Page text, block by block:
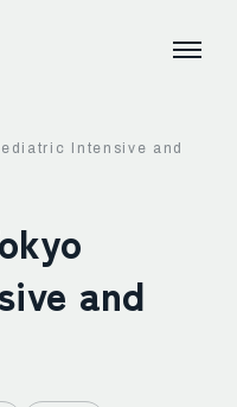
Intensive and
and